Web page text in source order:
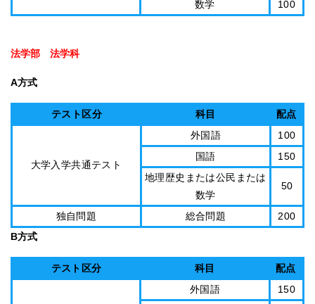
数学 100
法学部 法学科
A方式
テスト区分 科目 配点
大学入学共通テスト
外国語
100
国語
150
地理歴史または公民または
数学
50
独自問題 総合問題
200
B方式
テスト区分 科目 配点
外国語
150